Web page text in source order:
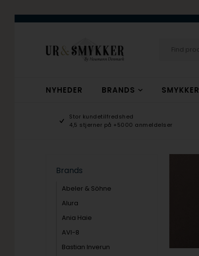
NYHEDER BRANDS SMYKKER
Stor kundetilfredshed
4,5 stjerner på +5000 anmeldelser
Brands
Abeler & Söhne
Alura
Ania Haie
AVI-8
Bastian Inverun